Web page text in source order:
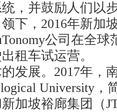
，并鼓励人们以
下，2016年新加
公司在全
租车试运营。
展。2017年，
University
加坡裕廊集团（